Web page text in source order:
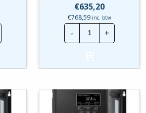
€635,20
€768,59 inc. btw
-
Invertek
|
24150-
|
P=1,5kw
hoeveelheid
+